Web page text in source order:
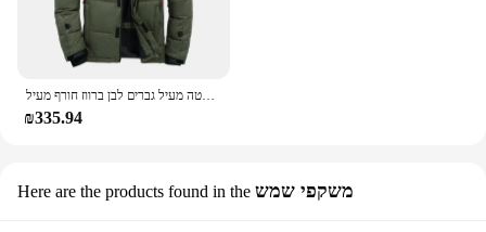
למטה מעיל גברים לבן ברווז חורף מעיל Windproof חם מעיילי נסיעות קמפינג מעיל חדש ב לעבות מוצק צבע ברדס בגדים
₪335.94
Here are the products found in the משקפי שמש